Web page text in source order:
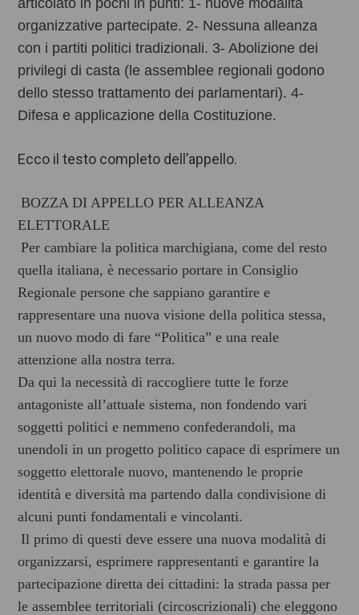
organizzative partecipate. 2- Nessuna alleanza
con i partiti politici tradizionali. 3- Abolizione dei
privilegi di casta (le assemblee regionali godono
dello stesso trattamento dei parlamentari). 4-
Difesa e applicazione della Costituzione.
Ecco il testo completo dell’appello.
BOZZA DI APPELLO PER ALLEANZA
ELETTORALE
Per cambiare la politica marchigiana, come del resto
quella italiana, è necessario portare in Consiglio
Regionale persone che sappiano garantire e
rappresentare una nuova visione della politica stessa,
un nuovo modo di fare “Politica” e una reale
attenzione alla nostra terra.
Da qui la necessità di raccogliere tutte le forze
antagoniste all’attuale sistema, non fondendo vari
soggetti politici e nemmeno confederandoli, ma
unendoli in un progetto politico capace di esprimere un
soggetto elettorale nuovo, mantenendo le proprie
identità e diversità ma partendo dalla condivisione di
alcuni punti fondamentali e vincolanti.
Il primo di questi deve essere una nuova modalità di
organizzarsi, esprimere rappresentanti e garantire la
partecipazione diretta dei cittadini: la strada passa per
le assemblee territoriali (circoscrizionali) che eleggono